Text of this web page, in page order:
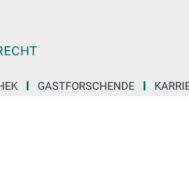
GASTFORSCHENDE